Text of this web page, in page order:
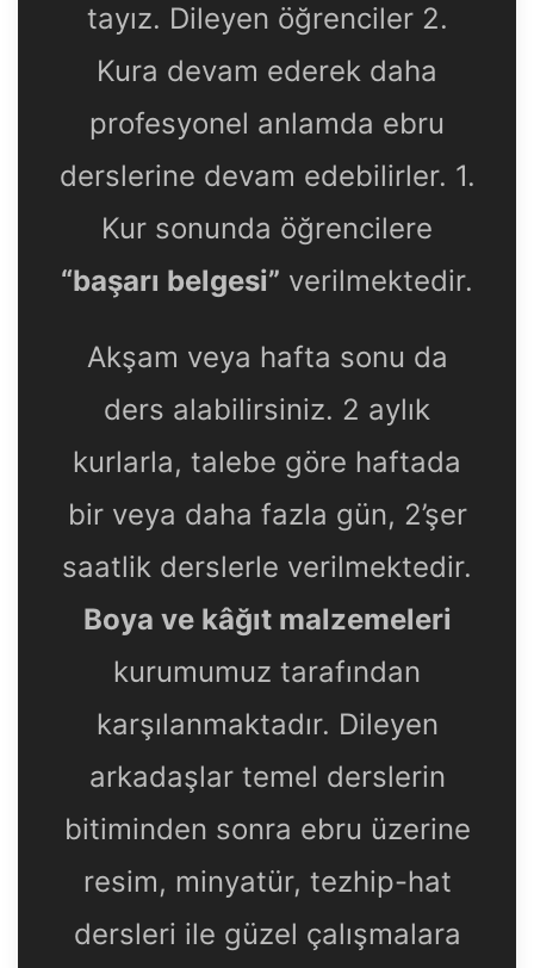
tayız. Dileyen öğrenciler 2.
Kura devam ederek daha
profesyonel anlamda ebru
derslerine devam edebilirler. 1.
Kur sonunda öğrencilere
“başarı belgesi” verilmektedir.
Akşam veya hafta sonu da
ders alabilirsiniz. 2 aylık
kurlarla, talebe göre haftada
bir veya daha fazla gün, 2’şer
saatlik derslerle verilmektedir.
Boya ve kâğıt malzemeleri
kurumumuz tarafından
karşılanmaktadır. Dileyen
arkadaşlar temel derslerin
bitiminden sonra ebru üzerine
resim, minyatür, tezhip-hat
dersleri ile güzel çalışmalara